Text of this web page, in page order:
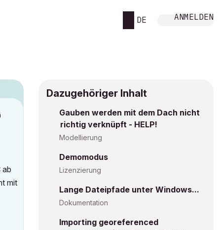
DE ANMELDEN
ab
mit
Dazugehöriger Inhalt
Gauben werden mit dem Dach nicht
richtig verknüpft - HELP!
Modellierung
Demomodus
Lizenzierung
Lange Dateipfade unter Windows...
Dokumentation
Importing georeferenced